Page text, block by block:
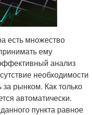
есть множество
ему
анализ
необходимости
за рынком. Как только
автоматически.
пункта равное